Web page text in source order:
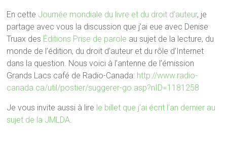
En cette Journée mondiale du livre et du droit d’auteur, je
partage avec vous la discussion que j’ai eue avec Denise
Truax des Éditions Prise de parole au sujet de la lecture, du
monde de l’édition, du droit d’auteur et du rôle d’Internet
dans la question. Nous voici à l’antenne de l’émission
Grands Lacs café de Radio-Canada: http://www.radio-
canada.ca/util/postier/suggerer-go.asp?nID=1181258
Je vous invite aussi à lire le billet que j’ai écrit l’an dernier au
sujet de la JMLDA.